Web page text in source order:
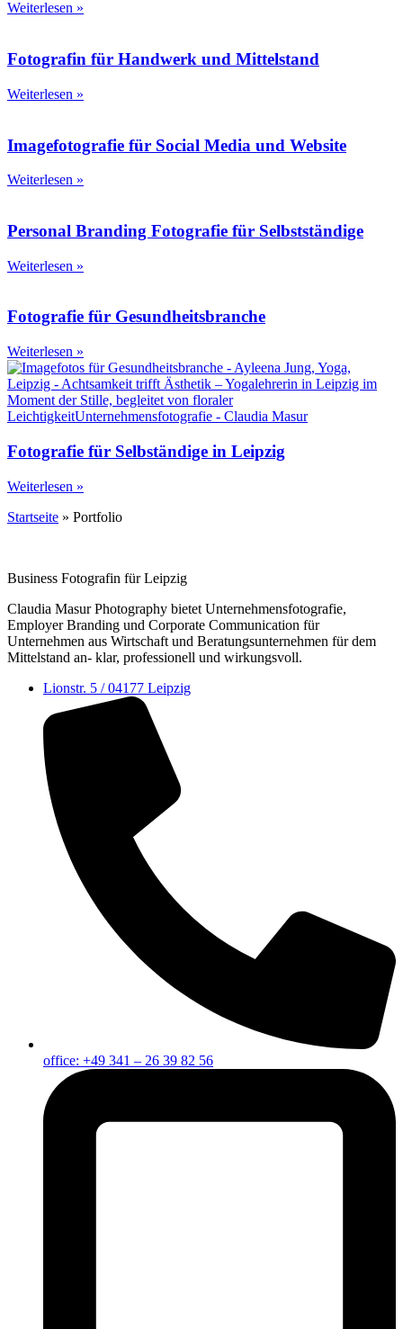
Weiterlesen »
Fotografin für Handwerk und Mittelstand
Weiterlesen »
Imagefotografie für Social Media und Website
Weiterlesen »
Personal Branding Fotografie für Selbstständige
Weiterlesen »
Fotografie für Gesundheitsbranche
Weiterlesen »
Fotografie für Selbständige in Leipzig
Weiterlesen »
Startseite » Portfolio
Business Fotografin für Leipzig
Claudia Masur Photography bietet Unternehmens­fotografie,
Employer Branding und Corporate Communication für
Unternehmen aus Wirtschaft und Beratungs­unternehmen für dem
Mittelstand an- klar, professionell und wirkungsvoll.
Lionstr. 5 / 04177 Leipzig
office: +49 341 – 26 39 82 56